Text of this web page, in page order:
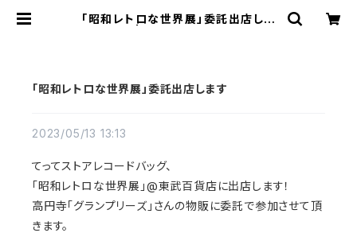
「昭和レトロな世界展」委託出店しま
「昭和レトロな世界展」委託出店します
2023/05/13 13:13
てってストアレコードバッグ、
「昭和レトロな世界展」@東武百貨店に出店します！
高円寺「グランプリーズ」さんの物販に委託で参加させて頂
きます。